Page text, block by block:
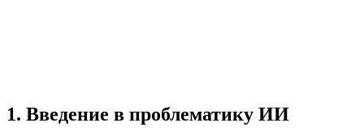
1. Введение в проблематику ИИ